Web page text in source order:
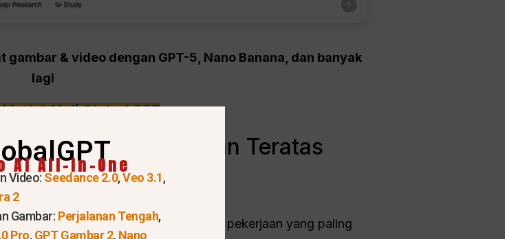
& video dengan GPT-5, Nano Banana, dan banyak
lagi
AI di Global GPT
Tahun 2026? (Pilihan Teratas
di tahun 2026 tergantung pada jenis pekerjaan yang paling
AI All-In-One
Video: Seedance 2.0,Veo 3.1,
2
Gambar: Perjalanan Tengah,
Pro,GPT Gambar 2,Nano